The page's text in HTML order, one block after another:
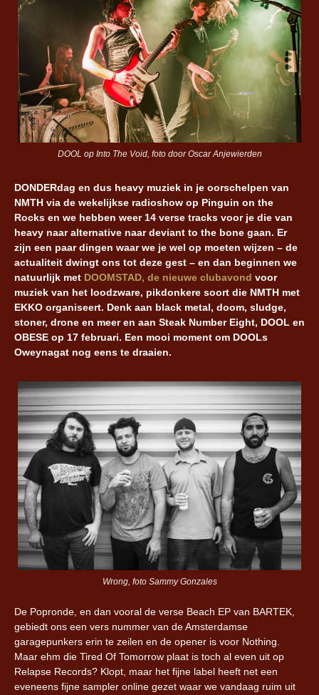
DOOL op Into The Void, foto door Oscar Anjewierden
DONDERdag en dus heavy muziek in je oorschelpen van
NMTH via de wekelijkse radioshow op Pinguin on the
Rocks en we hebben weer 14 verse tracks voor je die van
heavy naar alternative naar deviant to the bone gaan. Er
zijn een paar dingen waar we je wel op moeten wijzen – de
actualiteit dwingt ons tot deze gest – en dan beginnen we
natuurlijk met DOOMSTAD, de nieuwe clubavond voor
muziek van het loodzware, pikdonkere soort die NMTH met
EKKO organiseert. Denk aan black metal, doom, sludge,
stoner, drone en meer en aan Steak Number Eight, DOOL en
OBESE op 17 februari. Een mooi moment om DOOLs
Oweynagat nog eens te draaien.
Wrong, foto Sammy Gonzales
De Popronde, en dan vooral de verse Beach EP van BARTEK,
gebiedt ons een vers nummer van de Amsterdamse
garagepunkers erin te zeilen en de opener is voor Nothing.
Maar ehm die Tired Of Tomorrow plaat is toch al even uit op
Relapse Records? Klopt, maar het fijne label heeft net een
eveneens fijne sampler online gezet waar we vandaag ruim uit